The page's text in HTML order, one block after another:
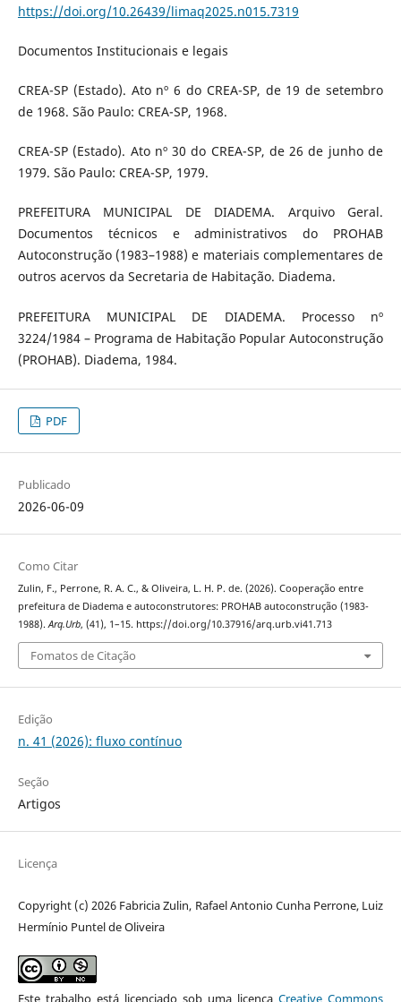
https://doi.org/10.26439/limaq2025.n015.7319
Documentos Institucionais e legais
CREA-SP (Estado). Ato nº 6 do CREA-SP, de 19 de setembro
de 1968. São Paulo: CREA-SP, 1968.
CREA-SP (Estado). Ato nº 30 do CREA-SP, de 26 de junho de
1979. São Paulo: CREA-SP, 1979.
PREFEITURA MUNICIPAL DE DIADEMA. Arquivo Geral.
Documentos técnicos e administrativos do PROHAB
Autoconstrução (1983–1988) e materiais complementares de
outros acervos da Secretaria de Habitação. Diadema.
PREFEITURA MUNICIPAL DE DIADEMA. Processo nº
3224/1984 – Programa de Habitação Popular Autoconstrução
(PROHAB). Diadema, 1984.
PDF
Publicado
2026-06-09
Como Citar
Zulin, F., Perrone, R. A. C., & Oliveira, L. H. P. de. (2026). Cooperação entre
prefeitura de Diadema e autoconstrutores: PROHAB autoconstrução (1983-
1988). Arq.Urb, (41), 1–15. https://doi.org/10.37916/arq.urb.vi41.713
Fomatos de Citação
Edição
n. 41 (2026): fluxo contínuo
Seção
Artigos
Licença
Copyright (c) 2026 Fabricia Zulin, Rafael Antonio Cunha Perrone, Luiz
Hermínio Puntel de Oliveira
Este trabalho está licenciado sob uma licençaCreative Commons